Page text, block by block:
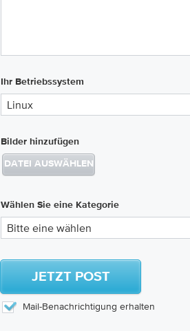
Ihr Betriebssystem
Linux
Bilder hinzufügen
DATEI AUSWÄHLEN
Wählen Sie eine Kategorie
Bitte eine wählen
JETZT POST
Mail-Benachrichtigung erhalten